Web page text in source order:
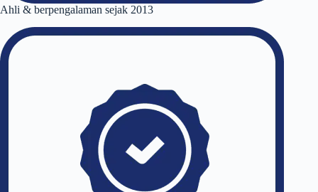
Ahli & berpengalaman sejak 2013